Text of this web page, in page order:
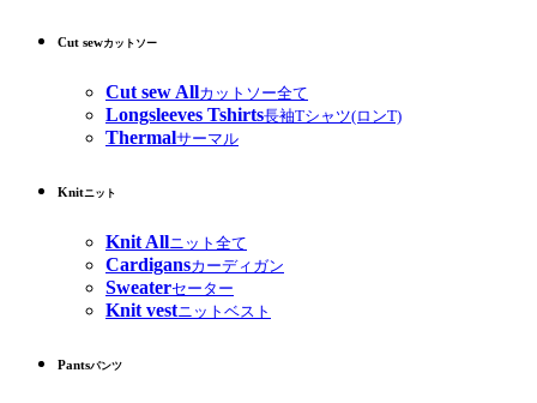
Cut sewカットソー
Cut sew Allカットソー全て
Longsleeves Tshirts長袖Tシャツ(ロンT)
Thermalサーマル
Knitニット
Knit Allニット全て
Cardigansカーディガン
Sweaterセーター
Knit vestニットベスト
Pantsパンツ